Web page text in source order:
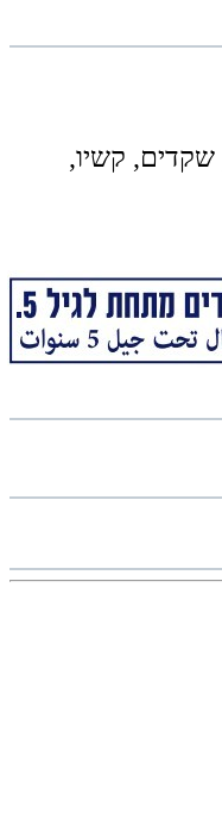
שקדים, קשיו,